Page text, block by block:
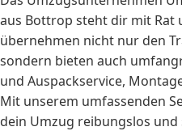
aus Bottrop steht dir mit Rat
übernehmen nicht nur den
sondern bieten auch
und Auspackservice,
Mit unserem umfassenden
dein Umzug reibungslos